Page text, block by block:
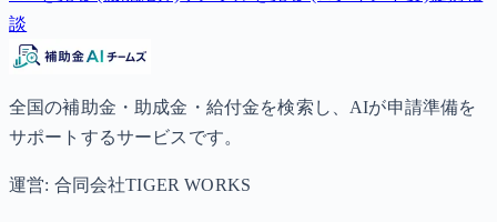
談
全国の補助金・助成金・給付金を検索し、AIが申請準備を
サポートするサービスです。
運営: 合同会社TIGER WORKS